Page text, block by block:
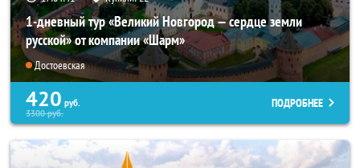
1-дневный тур «Великий Новгород — сердце земли
русской» от компании «Шарм»
Достоевская
420 руб.
3300руб.
ПОДРОБНЕЕ